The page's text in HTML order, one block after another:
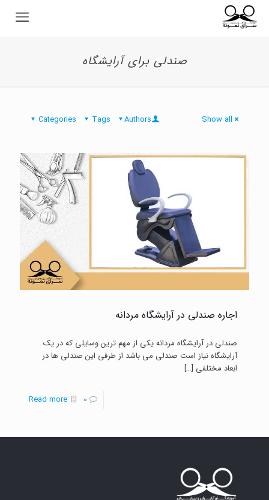
صندلی برای آرایشگاه
Categories Tags Authors Show all
اجاره صندلی در آرایشگاه مردانه
صندلی در آرایشگاه مردانه یکی از مهم ترین وسایلی که در یک
آرایشگاه نیاز است صندلی می باشد از طرفی این صندلی ها در
ابعاد مختلفی […]
0
Read more
-
صندلی